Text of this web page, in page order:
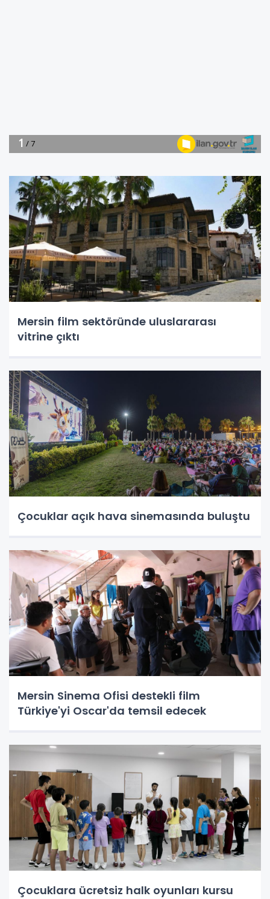
Mersin film sektöründe uluslararası
vitrine çıktı
Çocuklar açık hava sinemasında buluştu
Mersin Sinema Ofisi destekli film
Türkiye'yi Oscar'da temsil edecek
Çocuklara ücretsiz halk oyunları kursu